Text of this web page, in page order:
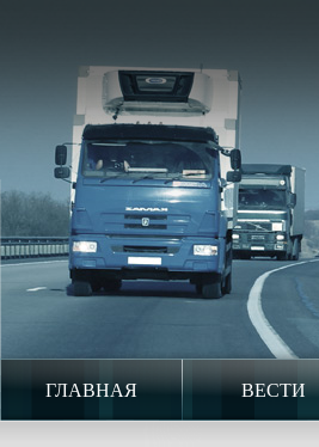
ГЛАВНАЯ ВЕСТИ